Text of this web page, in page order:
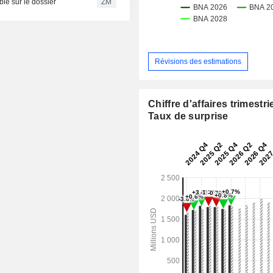
favorable sur le dossier ZM
Révisions des estimations
Chiffre d'affaires
Taux de surprise